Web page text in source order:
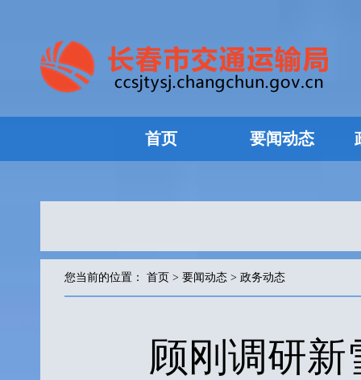
首页 要闻动态
您当前的位置： 首页 > 要闻动态 > 政务动态
顾刚调研